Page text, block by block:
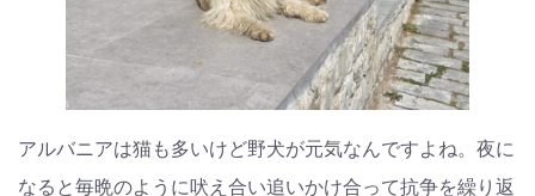
アルバニアは猫も多いけど野犬が元気なんですよね。夜に
なると毎晩のように吠え合い追いかけ合って抗争を繰り返